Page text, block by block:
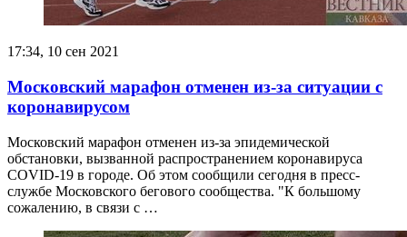
17:34, 10 сен 2021
Московский марафон отменен из-за ситуации с
коронавирусом
Московский марафон отменен из-за эпидемической
обстановки, вызванной распространением коронавируса
COVID-19 в городе. Об этом сообщили сегодня в пресс-
службе Московского бегового сообщества. "К большому
сожалению, в связи с …